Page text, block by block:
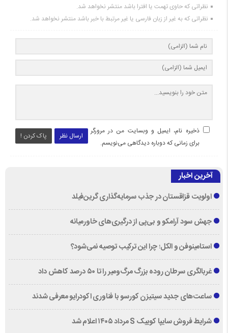
نظراتی که حاوی تهمت یا افترا باشد منتشر نخواهد شد.
نظراتی که به غیر از زبان فارسی یا غیر مرتبط با خبر باشد منتشر نخواهد شد.
ارسال نظر پاک کردن !
ذخیره نام، ایمیل و وبسایت من در مرورگر
برای زمانی که دوباره دیدگاهی می‌نویسم.
آخرین اخبار
اولویت قزاقستان در جذب سرمایه‌گذاری گرین‌فیلد
جهش سود آرامکو و بی‌پی از درگیری‌های خاورمیانه
استامینوفن و الکل؛ چرا این ترکیب توصیه نمی‌شود؟
غربالگری سرطان روده بزرگ مرگ‌ومیر را تا ۵۰ درصد کاهش داد
ساعت‌های جدید سیتیزن کورسو با فناوری اکودرایو معرفی شدند
شرایط فروش سایپا کوییک S مرداد ۱۴۰۵ اعلام شد